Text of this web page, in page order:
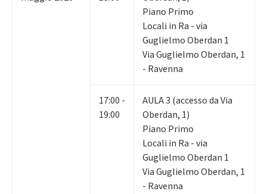
Piano Primo
Locali in Ra - via
Guglielmo Oberdan 1
Via Guglielmo Oberdan, 1
- Ravenna
17:00 -
19:00
AULA 3 (accesso da Via
Oberdan, 1)
Piano Primo
Locali in Ra - via
Guglielmo Oberdan 1
Via Guglielmo Oberdan, 1
- Ravenna